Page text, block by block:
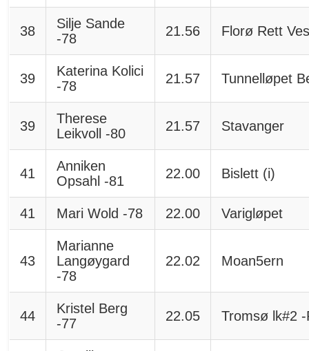
38
Silje Sande
-78
21.56 Florø Rett
39
Katerina Kolici
-78
21.57 Tunnelløpet
39
Therese
Leikvoll -80
21.57 Stavanger
41
Anniken
Opsahl -81
22.00 Bislett (i)
41 Mari Wold -78 22.00 Varigløpet
43
Marianne
Langøygard
-78
22.02 Moan5ern
44
Kristel Berg
-77
22.05 Tromsø lk#2